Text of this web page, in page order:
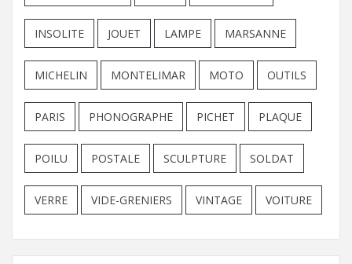
INSOLITE JOUET LAMPE MARSANNE
MICHELIN MONTELIMAR MOTO OUTILS
PARIS PHONOGRAPHE PICHET PLAQUE
POILU POSTALE SCULPTURE SOLDAT
VERRE VIDE-GRENIERS VINTAGE VOITURE